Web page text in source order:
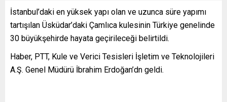
İstanbul’daki en yüksek yapı olan ve uzunca süre yapımı
tartışılan Üsküdar’daki Çamlıca kulesinin Türkiye genelinde
30 büyükşehirde hayata geçirileceği belirtildi.
Haber, PTT, Kule ve Verici Tesisleri İşletim ve Teknolojileri
A.Ş. Genel Müdürü İbrahim Erdoğan’dn geldi.